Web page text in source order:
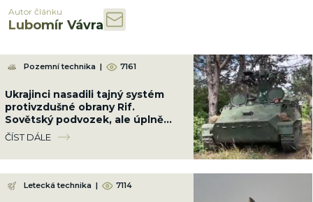
Autor článku
Lubomír Vávra
Pozemní technika | 7161
Ukrajinci nasadili tajný systém
protivzdušné obrany Rif.
Sovětský podvozek, ale úplně
jiná hra proti letounům
ČÍST DÁLE
Letecká technika | 7114